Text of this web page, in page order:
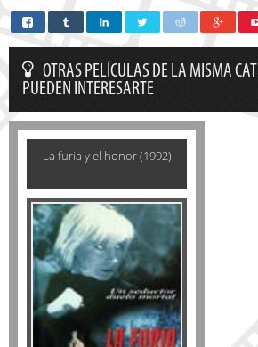
OTRAS PELÍCULAS DE LA MISMA
PUEDEN INTERESARTE
La furia y el honor (1992)